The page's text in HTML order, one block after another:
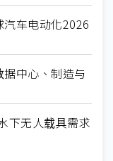
车电动化2026
中心、制造与
下无人载具需求